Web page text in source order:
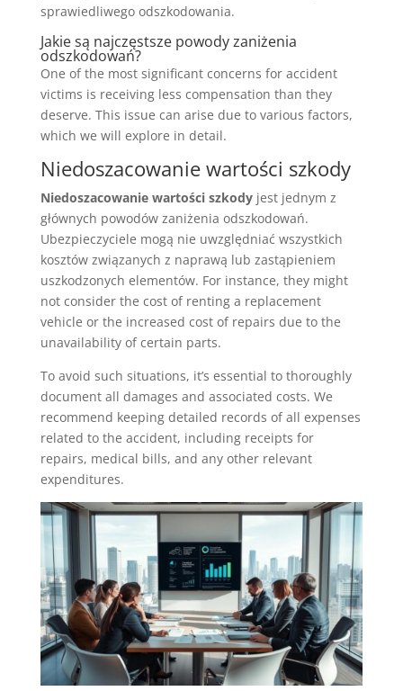
sprawiedliwego odszkodowania.
Jakie są najczęstsze powody zaniżenia
odszkodowań?
One of the most significant concerns for accident
victims is receiving less compensation than they
deserve. This issue can arise due to various factors,
which we will explore in detail.
Niedoszacowanie wartości szkody
Niedoszacowanie wartości szkodyjest jednym z
głównych powodów zaniżenia odszkodowań.
Ubezpieczyciele mogą nie uwzględniać wszystkich
kosztów związanych z naprawą lub zastąpieniem
uszkodzonych elementów. For instance, they might
not consider the cost of renting a replacement
vehicle or the increased cost of repairs due to the
unavailability of certain parts.
To avoid such situations, it’s essential to thoroughly
document all damages and associated costs. We
recommend keeping detailed records of all expenses
related to the accident, including receipts for
repairs, medical bills, and any other relevant
expenditures.